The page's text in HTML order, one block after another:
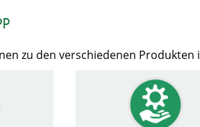
zu den verschiedenen